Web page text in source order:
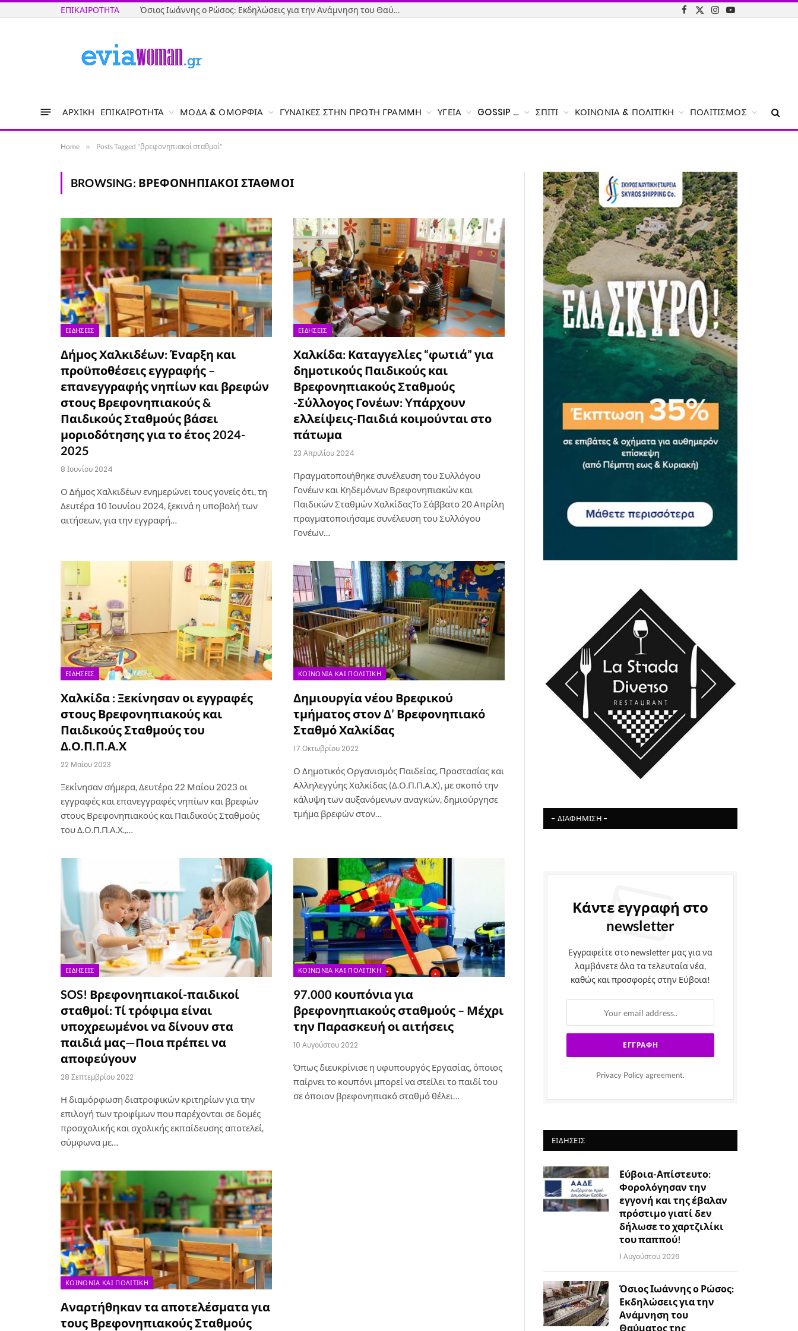
ΕΠΙΚΑΙΡΌΤΗΤΑ Όσιος Ιωάννης ο Ρώσος: Εκδηλώσεις για την Ανάμνηση του Θαύματος της κατάσβεσης της φωτιάς – Το πρόγραμμα
Facebook
X
Instagram
YouTube
ΑΡΧΙΚΉ ΕΠΙΚΑΙΡΌΤΗΤΑ ΜΌΔΑ & ΟΜΟΡΦΙΆ ΓΥΝΑΊΚΕΣ ΣΤΗΝ ΠΡΏΤΗ ΓΡΑΜΜΉ ΥΓΕΊΑ GOSSIP … ΣΠΊΤΙ ΚΟΙΝΩΝΊΑ & ΠΟΛΙΤΙΚΉ ΠΟΛΙΤΙΣΜΌΣ
Home » Posts Tagged "βρεφονηπιακοί σταθμοί"
BROWSING: ΒΡΕΦΟΝΗΠΙΑΚΟΊ ΣΤΑΘΜΟΊ
ΕΙΔΉΣΕΙΣ
Δήμος Χαλκιδέων: Έναρξη και
προϋποθέσεις εγγραφής –
επανεγγραφής νηπίων και βρεφών
στους Βρεφονηπιακούς &
Παιδικούς Σταθμούς βάσει
μοριοδότησης για το έτος 2024-
2025
8 Ιουνίου 2024
Ο Δήμος Χαλκιδέων ενημερώνει τους γονείς ότι, τη
Δευτέρα 10 Ιουνίου 2024, ξεκινά η υποβολή των
αιτήσεων, για την εγγραφή…
ΕΙΔΉΣΕΙΣ
Χαλκίδα: Καταγγελίες “φωτιά” για
δημοτικούς Παιδικούς και
Βρεφονηπιακούς Σταθμούς
-Σύλλογος Γονέων: Yπάρχουν
ελλείψεις-Παιδιά κοιμούνται στο
πάτωμα
23 Απριλίου 2024
Πραγματοποιήθηκε συνέλευση του Συλλόγου
Γονέων και Κηδεμόνων Βρεφονηπιακών και
Παιδικών Σταθμών ΧαλκίδαςΤο Σάββατο 20 Απρίλη
πραγματοποιήσαμε συνέλευση του Συλλόγου
Γονέων…
ΕΙΔΉΣΕΙΣ
Χαλκίδα : Ξεκίνησαν οι εγγραφές
στους Βρεφονηπιακούς και
Παιδικούς Σταθμούς του
Δ.Ο.Π.Π.Α.Χ
22 Μαΐου 2023
Ξεκίνησαν σήμερα, Δευτέρα 22 Μαΐου 2023 οι
εγγραφές και επανεγγραφές νηπίων και βρεφών
στους Βρεφονηπιακούς και Παιδικούς Σταθμούς
του Δ.Ο.Π.Π.Α.Χ.,…
ΚΟΙΝΩΝΊΑ ΚΑΙ ΠΟΛΙΤΙΚΉ
Δημιουργία νέου Βρεφικού
τμήματος στον Δ’ Βρεφονηπιακό
Σταθμό Χαλκίδας
17 Οκτωβρίου 2022
Ο Δημοτικός Οργανισμός Παιδείας, Προστασίας και
Αλληλεγγύης Χαλκίδας (Δ.Ο.Π.Π.Α.Χ), με σκοπό την
κάλυψη των αυξανόμενων αναγκών, δημιούργησε
τμήμα βρεφών στον…
ΕΙΔΉΣΕΙΣ
SOS! Βρεφονηπιακοί-παιδικοί
σταθμοί: Τί τρόφιμα είναι
υποχρεωμένοι να δίνουν στα
παιδιά μας—Ποια πρέπει να
αποφεύγουν
28 Σεπτεμβρίου 2022
Η διαμόρφωση διατροφικών κριτηρίων για την
επιλογή των τροφίμων που παρέχονται σε δομές
προσχολικής και σχολικής εκπαίδευσης αποτελεί,
σύμφωνα με…
ΚΟΙΝΩΝΊΑ ΚΑΙ ΠΟΛΙΤΙΚΉ
97.000 κουπόνια για
βρεφονηπιακούς σταθμούς – Μέχρι
την Παρασκευή οι αιτήσεις
10 Αυγούστου 2022
Όπως διευκρίνισε η υφυπουργός Εργασίας, όποιος
παίρνει το κουπόνι μπορεί να στείλει το παιδί του
σε όποιον βρεφονηπιακό σταθμό θέλει…
ΚΟΙΝΩΝΊΑ ΚΑΙ ΠΟΛΙΤΙΚΉ
Αναρτήθηκαν τα αποτελέσματα για
τους Βρεφονηπιακούς Σταθμούς
- ΔΙΑΦΉΜΙΣΗ -
Κάντε εγγραφή στο
newsletter
Εγγραφείτε στο newsletter μας για να
λαμβάνετε όλα τα τελευταία νέα,
καθώς και προσφορές στην Εύβοια!
Privacy Policy agreement.
ΕΙΔΉΣΕΙΣ
Εύβοια-Απίστευτο:
Φορολόγησαν την
εγγονή και της έβαλαν
πρόστιμο γιατί δεν
δήλωσε το χαρτζιλίκι
του παππού!
1 Αυγούστου 2026
Όσιος Ιωάννης ο Ρώσος:
Εκδηλώσεις για την
Ανάμνηση του
Θαύματος της